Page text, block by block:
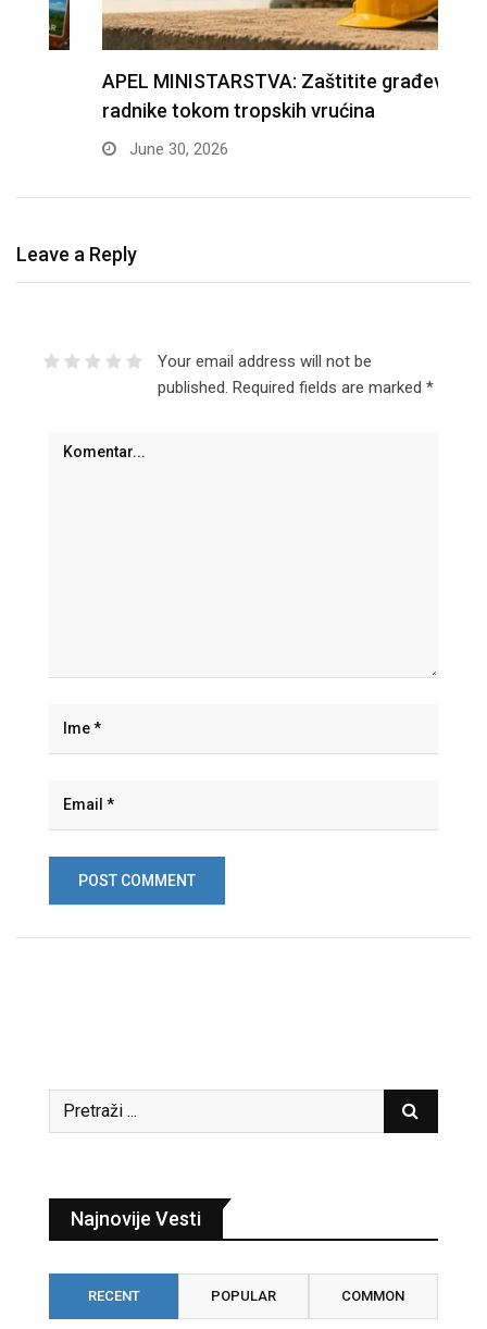
APEL MINISTARSTVA: Zaštitite građevinske
radnike tokom tropskih vrućina
June 30, 2026
Leave a Reply
Your email address will not be
published. Required fields are marked *
Najnovije Vesti
RECENT POPULAR COMMON